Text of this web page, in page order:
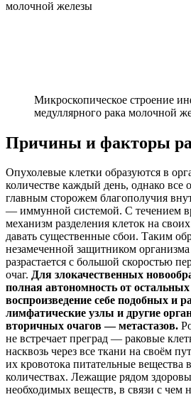
Микроскопическое строение
медуллярного рака молочной
Причины и факторы
Опухолевые клетки образуются в
количестве каждый день, однако все
главным сторожем благополучия
— иммунной системой. С течением
механизм разделения клеток на
давать существенные сбои. Таким
незамеченной защитником
разрастается с большой скоростью
очаг. Для злокачественных
полная автономность от
воспроизведение себе подобных и
лимфатические узлы и другие
вторичных очагов — метастазов.
не встречает преград — раковые
насквозь через все ткани на своём
их кровотока питательные вещества
количествах. Лежащие рядом
необходимых веществ, в связи с чем